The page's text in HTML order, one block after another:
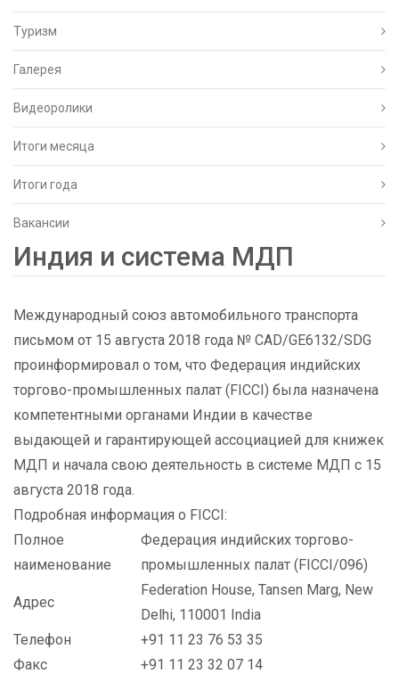
Туризм
Галерея
Видеоролики
Итоги месяца
Итоги года
Вакансии
Индия и система МДП
Международный союз автомобильного транспорта
письмом от 15 августа 2018 года № CAD/GE6132/SDG
проинформировал о том, что Федерация индийских
торгово-промышленных палат (FICCI) была назначена
компетентными органами Индии в качестве
выдающей и гарантирующей ассоциацией для книжек
МДП и начала свою деятельность в системе МДП с 15
августа 2018 года.
Подробная информация о FICCI:
Полное
наименование
Федерация индийских торгово-
промышленных палат (FICCI/096)
Адрес
Federation House, Tansen Marg, New
Delhi, 110001 India
Телефон
+91 11 23 76 53 35
Факс
+91 11 23 32 07 14